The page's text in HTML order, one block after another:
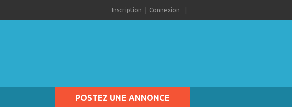
Inscription Connexion
POSTEZ UNE ANNONCE